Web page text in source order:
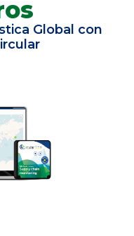
Global con